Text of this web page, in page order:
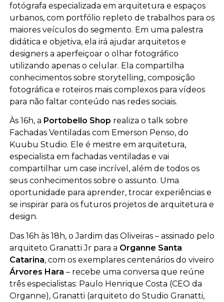
fotógrafa especializada em arquitetura e espaços
urbanos, com portfólio repleto de trabalhos para os
maiores veículos do segmento. Em uma palestra
didática e objetiva, ela irá ajudar arquitetos e
designers a aperfeiçoar o olhar fotográfico
utilizando apenas o celular. Ela compartilha
conhecimentos sobre storytelling, composição
fotográfica e roteiros mais complexos para vídeos
para não faltar conteúdo nas redes sociais.
Às 16h, a Portobello Shop realiza o talk sobre
Fachadas Ventiladas com Emerson Penso, do
Kuubu Studio. Ele é mestre em arquitetura,
especialista em fachadas ventiladas e vai
compartilhar um case incrível, além de todos os
seus conhecimentos sobre o assunto. Uma
oportunidade para aprender, trocar experiências e
se inspirar para os futuros projetos de arquitetura e
design.
Das 16h às 18h, o Jardim das Oliveiras – assinado pelo
arquiteto Granatti Jr para a Organne Santa
Catarina, com os exemplares centenários do viveiro
Árvores Hara – recebe uma conversa que reúne
três especialistas: Paulo Henrique Costa (CEO da
Organne), Granatti (arquiteto do Studio Granatti,